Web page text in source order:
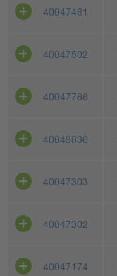
40047461
40047502
40047766
40049836
40047303
40047302
40047174